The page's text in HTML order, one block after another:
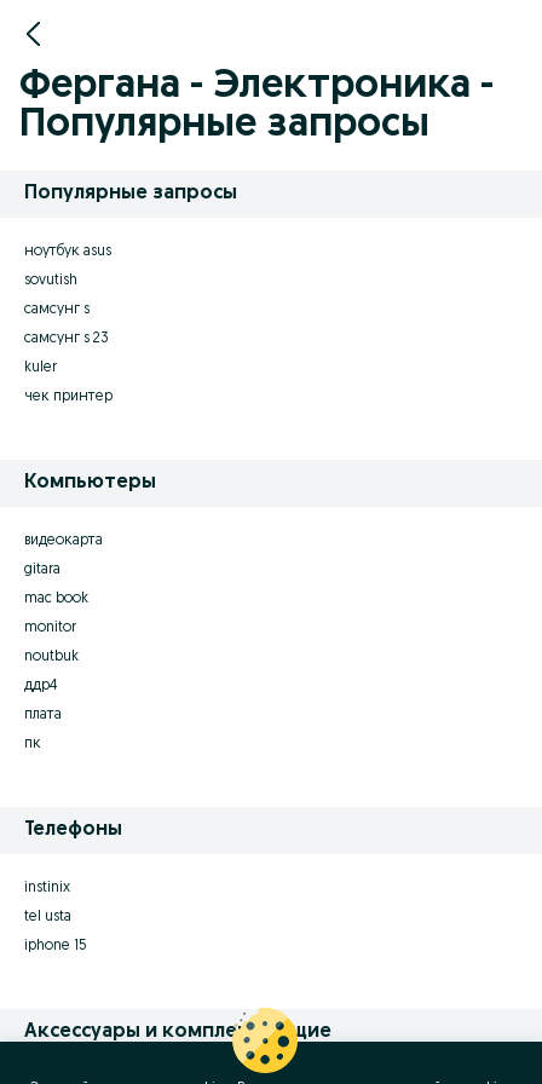
Фергана - Электроника -
Популярные запросы
Популярные запросы
ноутбук asus
sovutish
самсунг s
самсунг s 23
kuler
чек принтер
Компьютеры
видеокарта
gitara
mac book
monitor
noutbuk
ддр4
плата
пк
Телефоны
instinix
tel usta
iphone 15
Аксессуары и комплектующие